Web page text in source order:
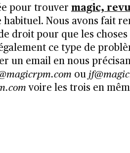
pour trouver magic,
habituel. Nous avons fait
droit pour que les choses
ce type de
un email en nous
ou
voire les trois en